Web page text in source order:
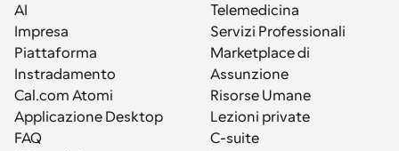
AI
Impresa
Piattaforma
Instradamento
Cal.com Atomi
Applicazione Desktop
FAQ
Telemedicina
Servizi Professionali
Marketplace di
Assunzione
Risorse Umane
Lezioni private
C-suite